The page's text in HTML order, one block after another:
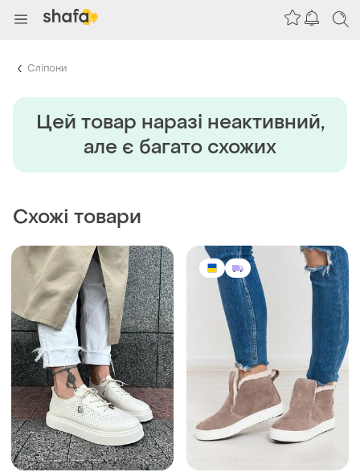
Сліпони
Цей товар наразi неактивний,
але є багато схожих
Схожі товари